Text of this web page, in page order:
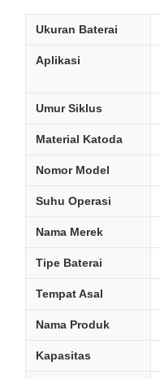
Ukuran Baterai
Aplikasi
Umur Siklus
Material Katoda
Nomor Model
Suhu Operasi
Nama Merek
Tipe Baterai
Tempat Asal
Nama Produk
Kapasitas